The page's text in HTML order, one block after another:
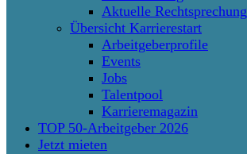
Aktuelle Rechtsprechung
Übersicht Karrierestart
Arbeitgeberprofile
Events
Jobs
Talentpool
Karrieremagazin
TOP 50-Arbeitgeber 2026
Jetzt mieten